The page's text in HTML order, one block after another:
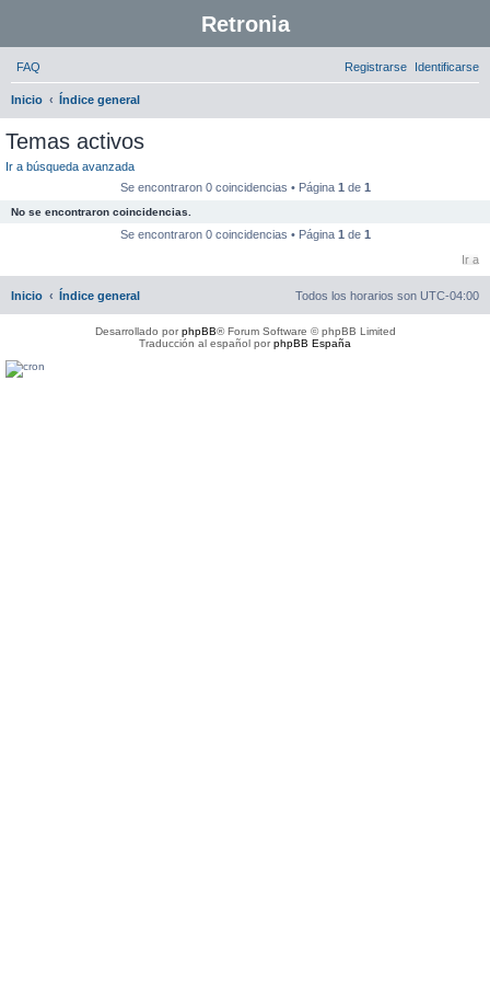
Retronia
FAQ Identificarse
Registrarse
Inicio Índice general
Temas activos
Ir a búsqueda avanzada
Se encontraron 0 coincidencias • Página 1 de 1
No se encontraron coincidencias.
Se encontraron 0 coincidencias • Página 1 de 1
Ir a
Inicio Índice general Todos los horarios son UTC-04:00
Desarrollado porphpBB® Forum Software © phpBB Limited
Traducción al español porphpBB España